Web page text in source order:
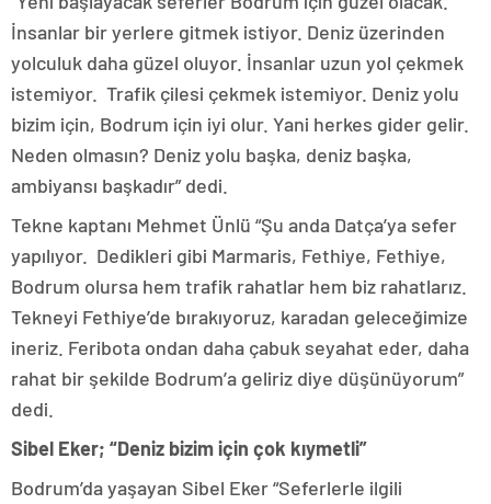
İnsanlar bir yerlere gitmek istiyor. Deniz üzerinden
yolculuk daha güzel oluyor. İnsanlar uzun yol çekmek
istemiyor. Trafik çilesi çekmek istemiyor. Deniz yolu
bizim için, Bodrum için iyi olur. Yani herkes gider gelir.
Neden olmasın? Deniz yolu başka, deniz başka,
ambiyansı başkadır” dedi.
Tekne kaptanı Mehmet Ünlü “Şu anda Datça’ya sefer
yapılıyor. Dedikleri gibi Marmaris, Fethiye, Fethiye,
Bodrum olursa hem trafik rahatlar hem biz rahatlarız.
Tekneyi Fethiye’de bırakıyoruz, karadan geleceğimize
ineriz. Feribota ondan daha çabuk seyahat eder, daha
rahat bir şekilde Bodrum’a geliriz diye düşünüyorum”
dedi.
Sibel Eker; “Deniz bizim için çok kıymetli”
Bodrum’da yaşayan Sibel Eker “Seferlerle ilgili